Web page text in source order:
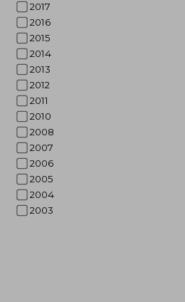
2017
2016
2015
2014
2013
2012
2011
2010
2008
2007
2006
2005
2004
2003